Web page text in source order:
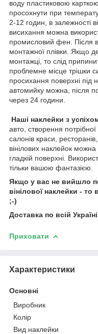
воду пластиковою
просохнути при
2-12 годин, в залежності
висихання можна
промисловий фен. Після
монтажної плівки. Якщо
монтажці, то слід
проблемне місце трішки
просихання поверхні під
автомийку можна, після
через 24 години.
Наші наклейки з
авто, створення
салонів краси, ресторанів,
вінілових наклейок
гладкій поверхні.
тільки вашою фантазією.
Якщо у вас не вийшло
вінілової наклейки -
;-)
Доставка по всій Україні
Приховати
Характеристики
Основні
Виробник
Колір
Вид наклейки